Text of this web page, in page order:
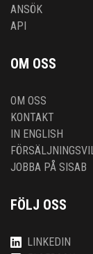
ANSÖK
API
OM OSS
OM OSS
KONTAKT
IN ENGLISH
JOBBA PÅ SISAB
FÖLJ OSS
LINKEDIN